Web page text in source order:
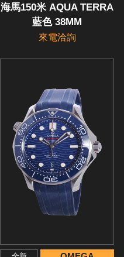
海馬150米 AQUA TERRA
藍色 38MM
來電洽詢